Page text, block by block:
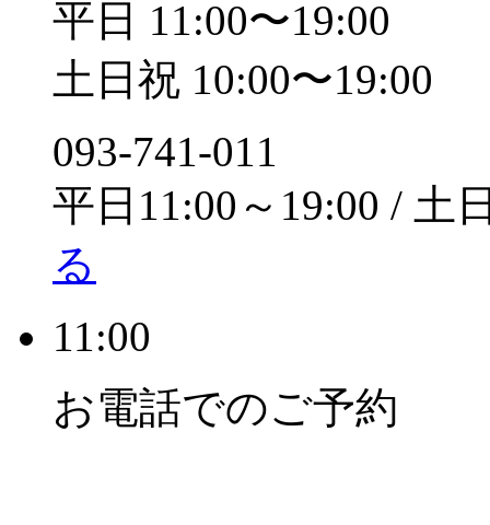
平日 11:00〜19:00
土日祝 10:00〜19:00
093-741-011
平日11:00～19:00 / 土
る
11:00
お電話でのご予約